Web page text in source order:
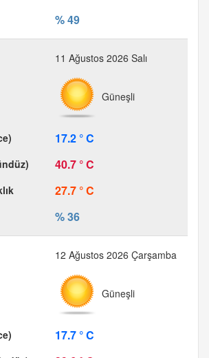
% 49
11 Ağustos 2026 Salı
Güneşli
17.2 ° C
40.7 ° C
27.7 ° C
% 36
12 Ağustos 2026 Çarşamba
Güneşli
17.7 ° C